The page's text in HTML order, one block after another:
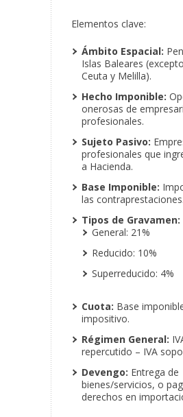
Elementos clave:
Ámbito Espacial:
Islas Baleares
Ceuta y Melilla).
Hecho Imponible:
onerosas de
profesionales.
Sujeto Pasivo:
profesionales que
a Hacienda.
Base Imponible:
las contraprestaciones.
Tipos de Gravamen:
General: 21%
Reducido: 10%
Superreducido: 4%
Cuota: Base
impositivo.
Régimen General:
repercutido – IVA
Devengo: Entrega de
bienes/servicios, o
derechos en